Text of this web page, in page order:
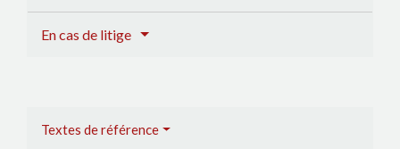
En cas de litige
Textes de référence